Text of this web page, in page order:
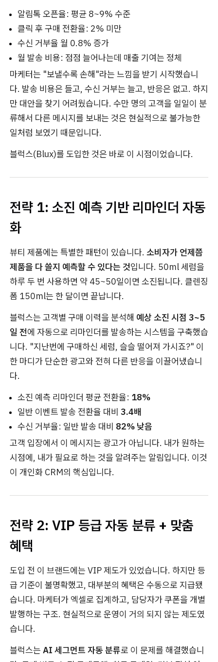
알림톡 오픈율: 평균 8~9% 수준
클릭 후 구매 전환율: 2% 미만
수신 거부율 월 0.8% 증가
월 발송 비용: 점점 늘어나는데 매출 기여는 정체
마케터는 "보낼수록 손해"라는 느낌을 받기 시작했습니
다. 발송 비용은 들고, 수신 거부는 늘고, 반응은 없고. 하지
만 대안을 찾기 어려웠습니다. 수만 명의 고객을 일일이 분
류해서 다른 메시지를 보내는 것은 현실적으로 불가능한
일처럼 보였기 때문입니다.
블럭스(Blux)를 도입한 것은 바로 이 시점이었습니다.
전략 1: 소진 예측 기반 리마인더 자동
화
뷰티 제품에는 특별한 패턴이 있습니다. 소비자가 언제쯤
제품을 다 쓸지 예측할 수 있다는 것입니다. 50ml 세럼을
하루 두 번 사용하면 약 45~50일이면 소진됩니다. 클렌징
폼 150ml는 한 달이면 끝납니다.
블럭스는 고객별 구매 이력을 분석해 예상 소진 시점 3~5
일 전에 자동으로 리마인더를 발송하는 시스템을 구축했습
니다. "지난번에 구매하신 세럼, 슬슬 떨어져 가시죠?" 이
한 마디가 단순한 광고와 전혀 다른 반응을 이끌어냈습니
다.
소진 예측 리마인더 평균 전환율: 18%
일반 이벤트 발송 전환율 대비 3.4배
수신 거부율: 일반 발송 대비 82% 낮음
고객 입장에서 이 메시지는 광고가 아닙니다. 내가 원하는
시점에, 내가 필요로 하는 것을 알려주는 알림입니다. 이것
이 개인화 CRM의 핵심입니다.
전략 2: VIP 등급 자동 분류 + 맞춤
혜택
도입 전 이 브랜드에는 VIP 제도가 있었습니다. 하지만 등
급 기준이 불명확했고, 대부분의 혜택은 수동으로 지급됐
습니다. 마케터가 엑셀로 집계하고, 담당자가 쿠폰을 개별
발행하는 구조. 현실적으로 운영이 거의 되지 않는 제도였
습니다.
블럭스는 AI 세그먼트 자동 분류로 이 문제를 해결했습니